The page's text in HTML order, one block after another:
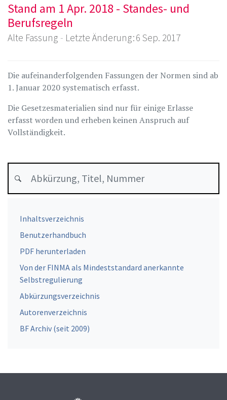
Stand am 1 Apr. 2018 - Standes- und
Berufsregeln
Alte Fassung Letzte Änderung : 6 Sep. 2017
Die aufeinanderfolgenden Fassungen der Normen sind ab
1. Januar 2020 systematisch erfasst.
Die Gesetzesmaterialien sind nur für einige Erlasse
erfasst worden und erheben keinen Anspruch auf
Vollständigkeit.
Inhaltsverzeichnis
Benutzerhandbuch
PDF herunterladen
Von der FINMA als Mindeststandard anerkannte
Selbstregulierung
Abkürzungsverzeichnis
Autorenverzeichnis
BF Archiv (seit 2009)